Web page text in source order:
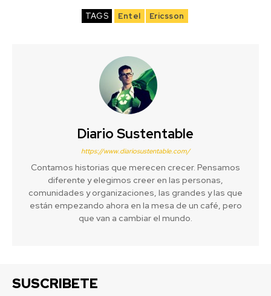
TAGS Entel Ericsson
Diario Sustentable
https://www.diariosustentable.com/
Contamos historias que merecen crecer. Pensamos
diferente y elegimos creer en las personas,
comunidades y organizaciones, las grandes y las que
están empezando ahora en la mesa de un café, pero
que van a cambiar el mundo.
SUSCRIBETE